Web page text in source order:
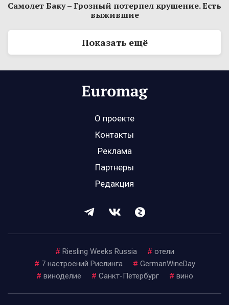
Самолет Баку – Грозный потерпел крушение. Есть
выжившие
Показать ещё
О проекте
Контакты
Реклама
Партнеры
Редакция
# Riesling Weeks Russia # отели
# 7 настроений Рислинга # GermanWineDay
# виноделие # Санкт-Петербург # вино